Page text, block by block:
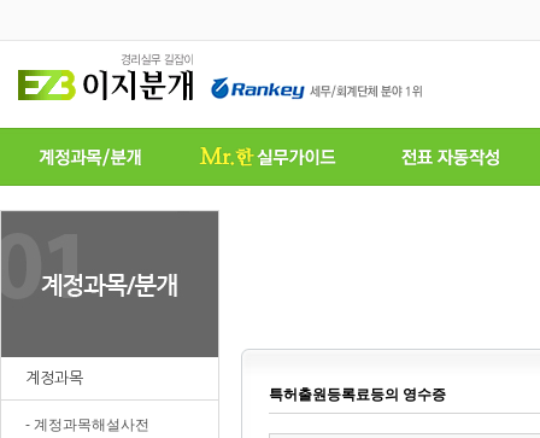
계정과목
- 계정과목해설사전
특허출원등록료등의 영수증